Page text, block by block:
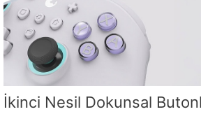
İkinci Nesil Dokunsal